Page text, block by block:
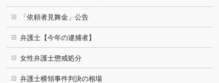
「依頼者見舞金」公告
弁護士【今年の逮捕者】
女性弁護士懲戒処分
弁護士横領事件判決の相場